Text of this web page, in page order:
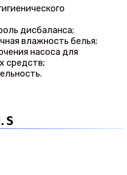
дисбаланса;
влажность белья;
насоса для
средств;
S